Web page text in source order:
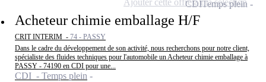
Acheteur chimie emballage H/F
CRIT INTERIM - 74 - PASSY
Dans le cadre du développement de son activité, nous recherchons pour notre client,
spécialiste des fluides techniques pour l'automobile un Acheteur chimie emballage à
PASSY - 74190 en CDI pour une...
CDI - Temps plein
CDITemps plein
Ajouter cette offre à ma sélection